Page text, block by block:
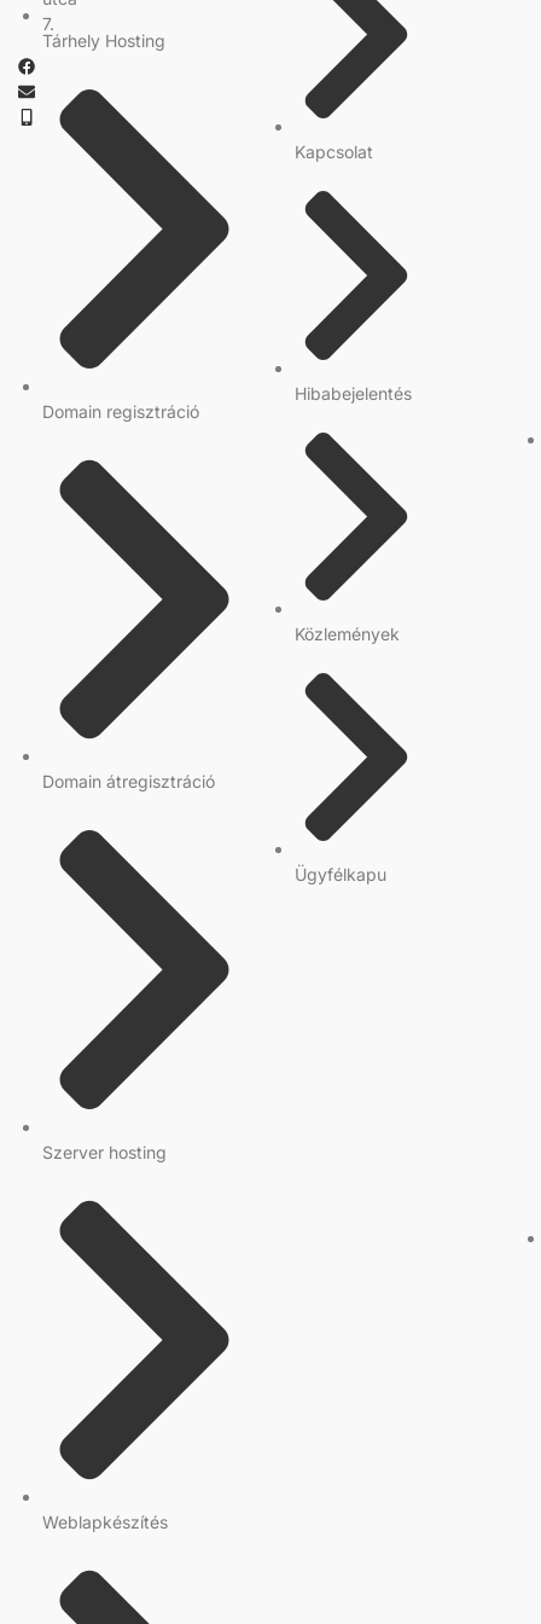
7.
Tárhely Hosting
Domain regisztráció
Domain átregisztráció
Szerver hosting
Weblapkészítés
Kapcsolat
Hibabejelentés
Közlemények
Ügyfélkapu